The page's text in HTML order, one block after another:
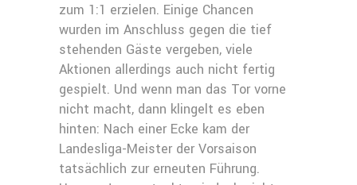
zum 1:1 erzielen. Einige Chancen
wurden im Anschluss gegen die tief
stehenden Gäste vergeben, viele
Aktionen allerdings auch nicht fertig
gespielt. Und wenn man das Tor vorne
nicht macht, dann klingelt es eben
hinten: Nach einer Ecke kam der
Landesliga-Meister der Vorsaison
tatsächlich zur erneuten Führung.